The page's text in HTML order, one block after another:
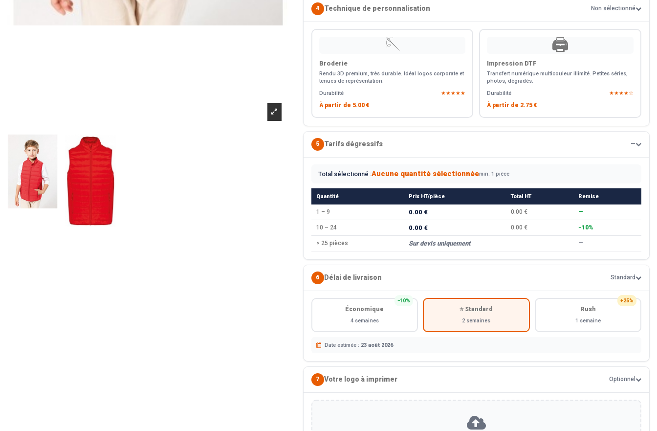
4 Technique de personnalisation Non sélectionné
🪡
Broderie
Rendu 3D premium, très durable. Idéal logos corporate et
tenues de représentation.
Durabilité
★★★★★
À partir de 5.00 €
🖨️
Impression DTF
Transfert numérique multicouleur illimité. Petites séries,
photos, dégradés.
Durabilité
★★★★☆
À partir de 2.75 €
5 Tarifs dégressifs —
Total sélectionné :Aucune quantité sélectionnéemin. 1 pièce
Quantité Prix HT/pièce Total HT Remise
1 – 9 0.00 € 0.00 € —
10 – 24 0.00 € 0.00 € −10%
> 25 pièces Sur devis uniquement —
6 Délai de livraison Standard
−10%
Économique
4 semaines
⭐ Standard
2 semaines
+25%
Rush
1 semaine
Date estimée : 23 août 2026
7 Votre logo à imprimer Optionnel